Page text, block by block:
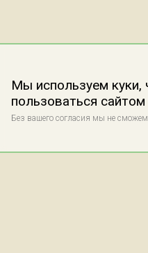
Мы используем куки,
пользоваться
Без вашего согласия мы не